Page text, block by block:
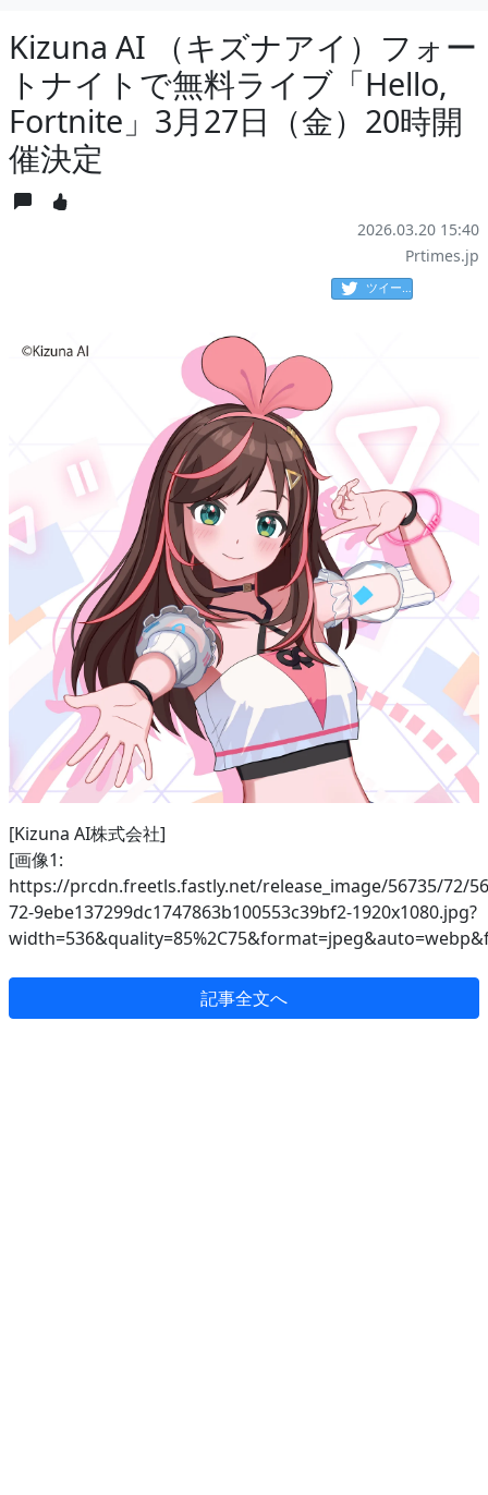
Kizuna AI （キズナアイ）フォー
トナイトで無料ライブ「Hello,
Fortnite」3月27日（金）20時開
催決定
2026.03.20 15:40
Prtimes.jp
ツイート
[Kizuna AI株式会社]
[画像1:
https://prcdn.freetls.fastly.net/release_image/56735/72/
72-9ebe137299dc1747863b100553c39bf2-1920x1080.jpg?
記事全文へ